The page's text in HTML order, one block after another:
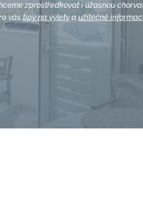
zprostředkovat i úžasnou
vástipy na výlety a užitečné